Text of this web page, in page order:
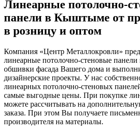
Линеарные потолочно-
панели в Кыштыме от
в розницу и оптом
Компания «Центр Металлокровли»
линеарные потолочно-стеновые
обшивки фасада Вашего дома и
дизайнерские проекты. У нас
линеарных потолочно-стеновых
самые выгодные цены. При покупке
можете рассчитывать на
заказа. При этом Вы получаете
производителя на материалы.